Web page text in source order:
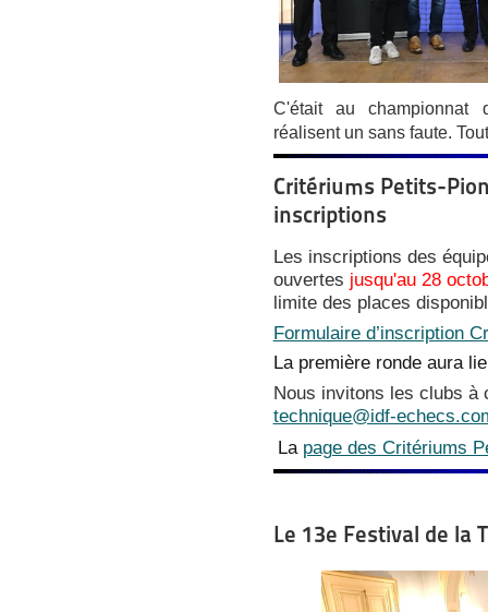
C'était au championnat
réalisent un sans faute.
Critériums Petits-
inscriptions
Les inscriptions des
ouvertes jusqu'au 28
limite des places
Formulaire d’inscription
La première ronde aura
Nous invitons les clubs à
technique@idf-
La page des Critériums
Le 13e Festival de la